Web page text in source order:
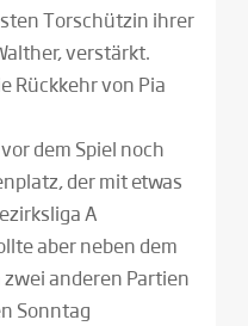
Torschützin ihrer
verstärkt.
Rückkehr von Pia
dem Spiel noch
der mit etwas
A
aber neben dem
anderen Partien
Sonntag